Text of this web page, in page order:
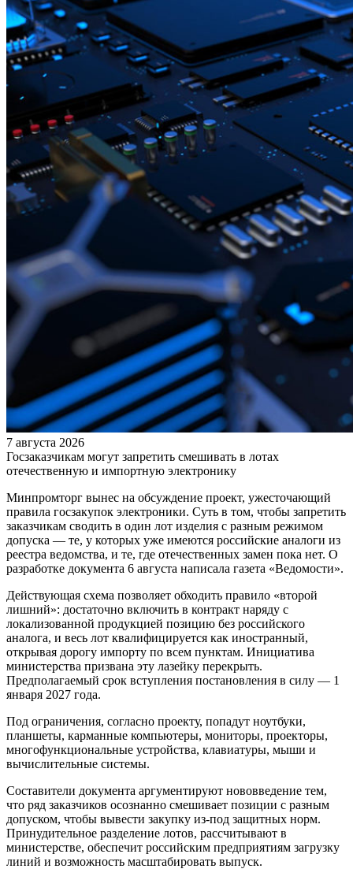
7 августа 2026
Госзаказчикам могут запретить смешивать в лотах
отечественную и импортную электронику
Минпромторг вынес на обсуждение проект, ужесточающий
правила госзакупок электроники. Суть в том, чтобы запретить
заказчикам сводить в один лот изделия с разным режимом
допуска — те, у которых уже имеются российские аналоги из
реестра ведомства, и те, где отечественных замен пока нет. О
разработке документа 6 августа написала газета «Ведомости».
Действующая схема позволяет обходить правило «второй
лишний»: достаточно включить в контракт наряду с
локализованной продукцией позицию без российского
аналога, и весь лот квалифицируется как иностранный,
открывая дорогу импорту по всем пунктам. Инициатива
министерства призвана эту лазейку перекрыть.
Предполагаемый срок вступления постановления в силу — 1
января 2027 года.
Под ограничения, согласно проекту, попадут ноутбуки,
планшеты, карманные компьютеры, мониторы, проекторы,
многофункциональные устройства, клавиатуры, мыши и
вычислительные системы.
Составители документа аргументируют нововведение тем,
что ряд заказчиков осознанно смешивает позиции с разным
допуском, чтобы вывести закупку из-под защитных норм.
Принудительное разделение лотов, рассчитывают в
министерстве, обеспечит российским предприятиям загрузку
линий и возможность масштабировать выпуск.